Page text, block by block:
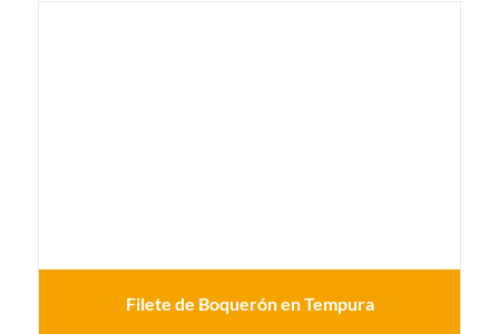
Filete de Boquerón en Tempura